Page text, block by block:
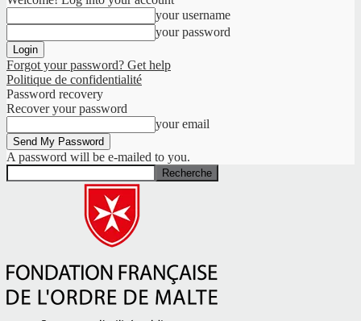
your username
your password
Forgot your password? Get help
Politique de confidentialité
Password recovery
Recover your password
your email
A password will be e-mailed to you.